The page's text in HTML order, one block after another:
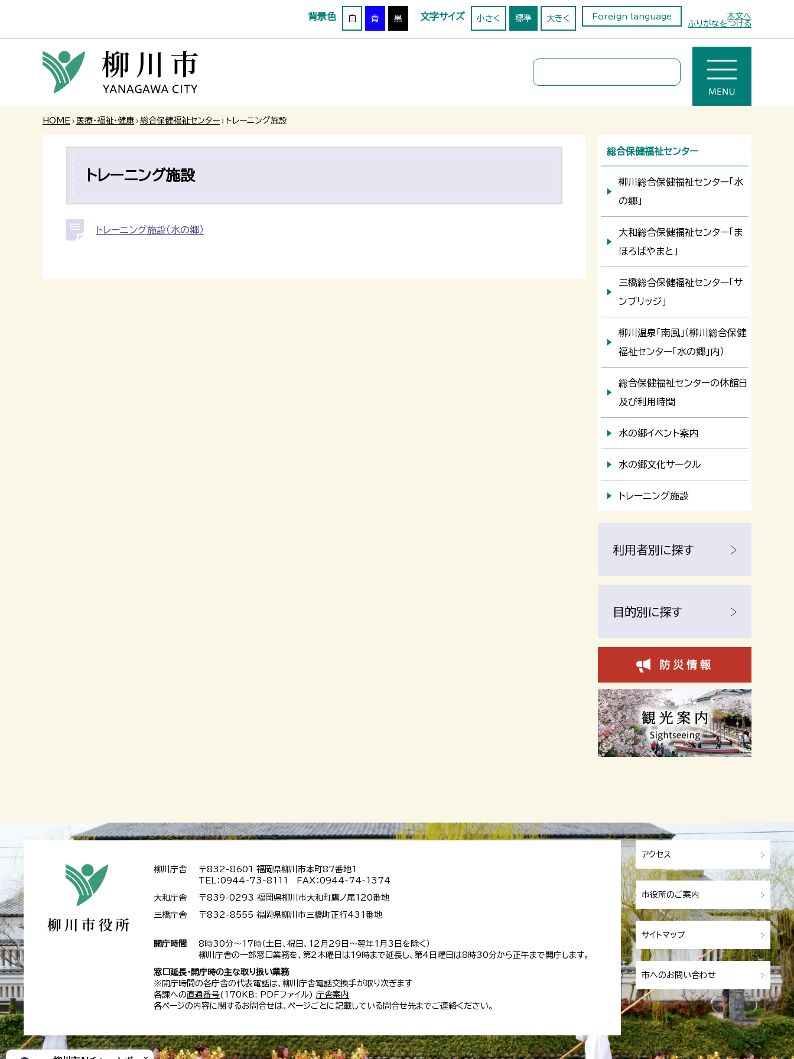
本文へ
背景色 白 青 黒 文字サイズ 小さく 標準 大きく
Foreign language
ふりがなをつける
HOME › 医療・福祉・健康 › 総合保健福祉センター › トレーニング施設
トレーニング施設
トレーニング施設（水の郷）
総合保健福祉センター
柳川総合保健福祉センター「水
の郷」
大和総合保健福祉センター「ま
ほろばやまと」
三橋総合保健福祉センター「サ
ンブリッジ」
柳川温泉「南風」（柳川総合保健
福祉センター「水の郷」内）
総合保健福祉センターの休館日
及び利用時間
水の郷イベント案内
水の郷文化サークル
トレーニング施設
利用者別に探す
目的別に探す
柳川庁舎
〒832-8601 福岡県柳川市本町87番地1
TEL：0944-73-8111 FAX：0944-74-1374
大和庁舎 〒839-0293 福岡県柳川市大和町鷹ノ尾120番地
三橋庁舎 〒832-8555 福岡県柳川市三橋町正行431番地
開庁時間
8時30分～17時（土日、祝日、12月29日～翌年1月3日を除く）
柳川庁舎の一部窓口業務を、第2木曜日は19時まで延長し、第4日曜日は8時30分から正午まで開庁します。
窓口延長・開庁時の主な取り扱い業務
※開庁時間の各庁舎の代表電話は、柳川庁舎電話交換手が取り次ぎます
各課への直通番号(170KB; PDFファイル)庁舎案内
各ページの内容に関するお問合せは、ページごとに記載している問合せ先までご連絡ください。
アクセス
市役所のご案内
サイトマップ
市へのお問い合わせ